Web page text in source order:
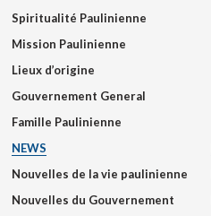
Spiritualité Paulinienne
Mission Paulinienne
Lieux d’origine
Gouvernement General
Famille Paulinienne
NEWS
Nouvelles de la vie paulinienne
Nouvelles du Gouvernement